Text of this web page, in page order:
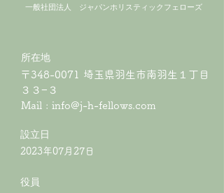
​一般社団法人 ジャパンホリスティックフェローズ
所在地
〒348-0071 埼玉県羽生市南羽生１丁目
３３−３
Mail : info@j-h-fellows.com
​設立日
2023年07月27日
役員